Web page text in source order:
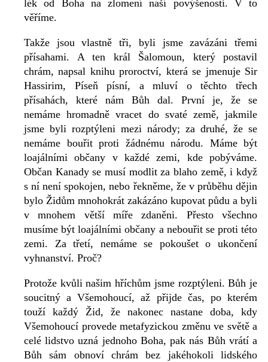
lék od Boha na zlomení naší povýšenosti. V to
věříme.
Takže jsou vlastně tři, byli jsme zavázáni třemi
přísahami. A ten král Šalomoun, který postavil
chrám, napsal knihu proroctví, která se jmenuje Sir
Hassirim, Píseň písní, a mluví o těchto třech
přísahách, které nám Bůh dal. První je, že se
nemáme hromadně vracet do svaté země, jakmile
jsme byli rozptýleni mezi národy; za druhé, že se
nemáme bouřit proti žádnému národu. Máme být
loajálními občany v každé zemi, kde pobýváme.
Občan Kanady se musí modlit za blaho země, i když
s ní není spokojen, nebo řekněme, že v průběhu dějin
bylo Židům mnohokrát zakázáno kupovat půdu a byli
v mnohem větší míře zdaněni. Přesto všechno
musíme být loajálními občany a nebouřit se proti této
zemi. Za třetí, nemáme se pokoušet o ukončení
vyhnanství. Proč?
Protože kvůli našim hříchům jsme rozptýleni. Bůh je
soucitný a Všemohoucí, až přijde čas, po kterém
touží každý Žid, že nakonec nastane doba, kdy
Všemohoucí provede metafyzickou změnu ve světě a
celé lidstvo uzná jednoho Boha, pak nás Bůh vrátí a
Bůh sám obnoví chrám bez jakéhokoli lidského